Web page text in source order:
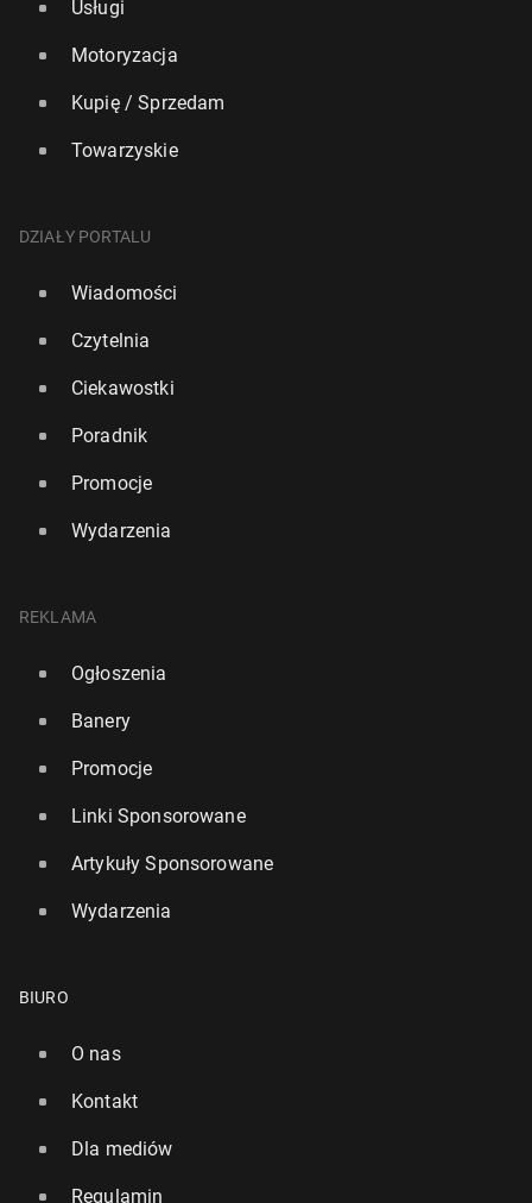
Usługi
Motoryzacja
Kupię / Sprzedam
Towarzyskie
DZIAŁY PORTALU
Wiadomości
Czytelnia
Ciekawostki
Poradnik
Promocje
Wydarzenia
REKLAMA
Ogłoszenia
Banery
Promocje
Linki Sponsorowane
Artykuły Sponsorowane
Wydarzenia
BIURO
O nas
Kontakt
Dla mediów
Regulamin